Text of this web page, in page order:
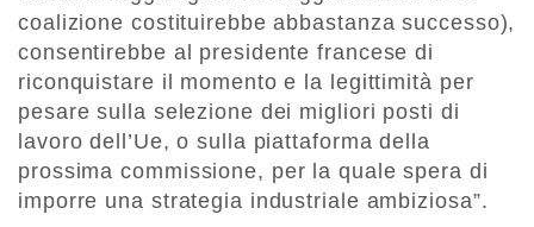
coalizione costituirebbe abbastanza successo),
consentirebbe al presidente francese di
riconquistare il momento e la legittimità per
pesare sulla selezione dei migliori posti di
lavoro dell’Ue, o sulla piattaforma della
prossima commissione, per la quale spera di
imporre una strategia industriale ambiziosa”.